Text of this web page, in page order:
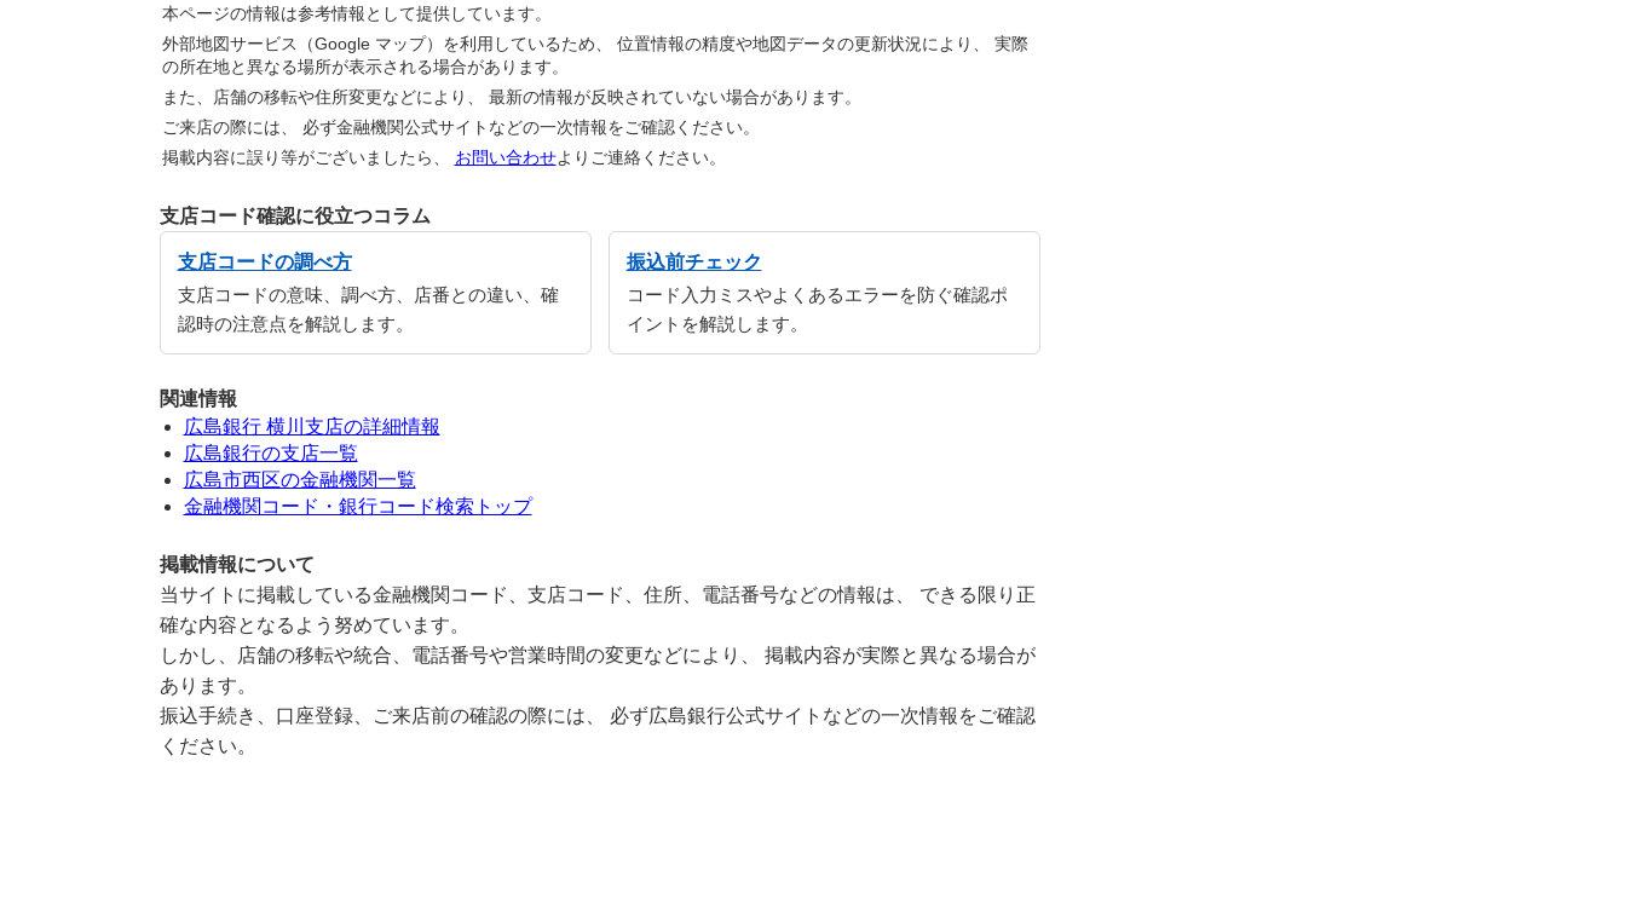
本ページの情報は参考情報として提供しています。
外部地図サービス（Google マップ）を利用しているため、 位置情報の精度や地図データの更新状況により、 実際
の所在地と異なる場所が表示される場合があります。
また、店舗の移転や住所変更などにより、 最新の情報が反映されていない場合があります。
ご来店の際には、 必ず金融機関公式サイトなどの一次情報をご確認ください。
掲載内容に誤り等がございましたら、 お問い合わせよりご連絡ください。
支店コード確認に役立つコラム
支店コードの調べ方
支店コードの意味、調べ方、店番との違い、確
認時の注意点を解説します。
振込前チェック
コード入力ミスやよくあるエラーを防ぐ確認ポ
イントを解説します。
関連情報
広島銀行 横川支店の詳細情報
広島銀行の支店一覧
広島市西区の金融機関一覧
金融機関コード・銀行コード検索トップ
掲載情報について
当サイトに掲載している金融機関コード、支店コード、住所、電話番号などの情報は、 できる限り正
確な内容となるよう努めています。
しかし、店舗の移転や統合、電話番号や営業時間の変更などにより、 掲載内容が実際と異なる場合が
あります。
振込手続き、口座登録、ご来店前の確認の際には、 必ず広島銀行公式サイトなどの一次情報をご確認
ください。